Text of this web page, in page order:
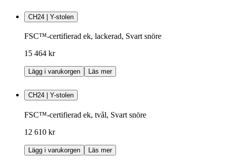
CH24 | Y-stolen
FSC™-certifierad ek, lackerad, Svart snöre
15 464 kr
Lägg i varukorgen Läs mer
CH24 | Y-stolen
FSC™-certifierad ek, tvål, Svart snöre
12 610 kr
Lägg i varukorgen Läs mer